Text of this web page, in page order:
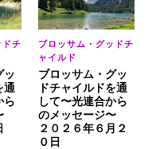
ドチ
ッ
通
ら
ブロッサム・グッドチ
ャイルド
ブロッサム・グッ
ドチャイルドを通
して〜光連合から
のメッセージ〜
２０２６年６月２
０日